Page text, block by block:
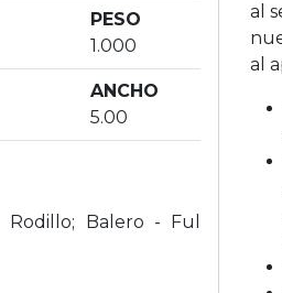
PESO
1.000
ANCHO
5.00
Rodillo; Balero - Ful
al
al